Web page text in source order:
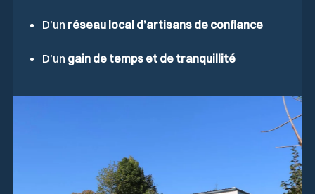
D’un réseau local d’artisans de confiance
D’un gain de temps et de tranquillité